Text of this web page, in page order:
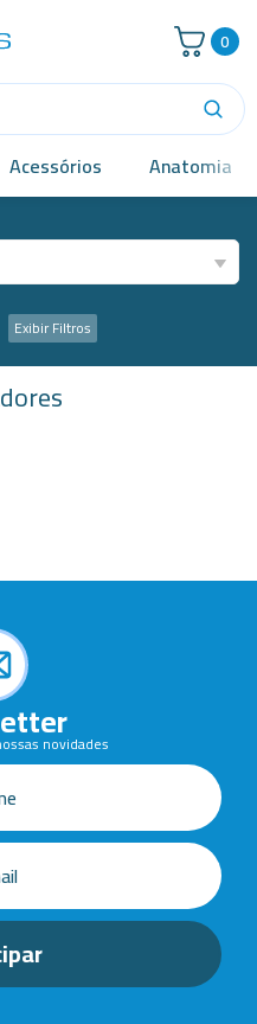
0
Acessórios Anatomia
Exibir Filtros
novidades